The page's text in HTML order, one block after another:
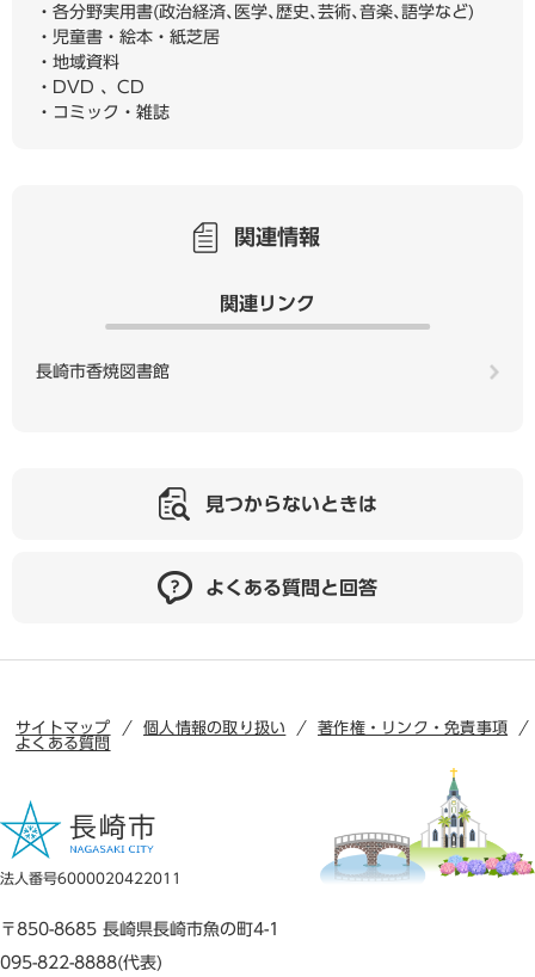
・各分野実用書(政治経済､医学､歴史､芸術､音楽､語学など)
・児童書・絵本・紙芝居
・地域資料
・DVD 、CD
・コミック・雑誌
関連情報
関連リンク
長崎市香焼図書館
見つからないときは
よくある質問と回答
サイトマップ 個人情報の取り扱い
著作権・リンク・免責事項
よくある質問
法人番号6000020422011
〒850-8685 長崎県長崎市魚の町4-1
095-822-8888(代表)